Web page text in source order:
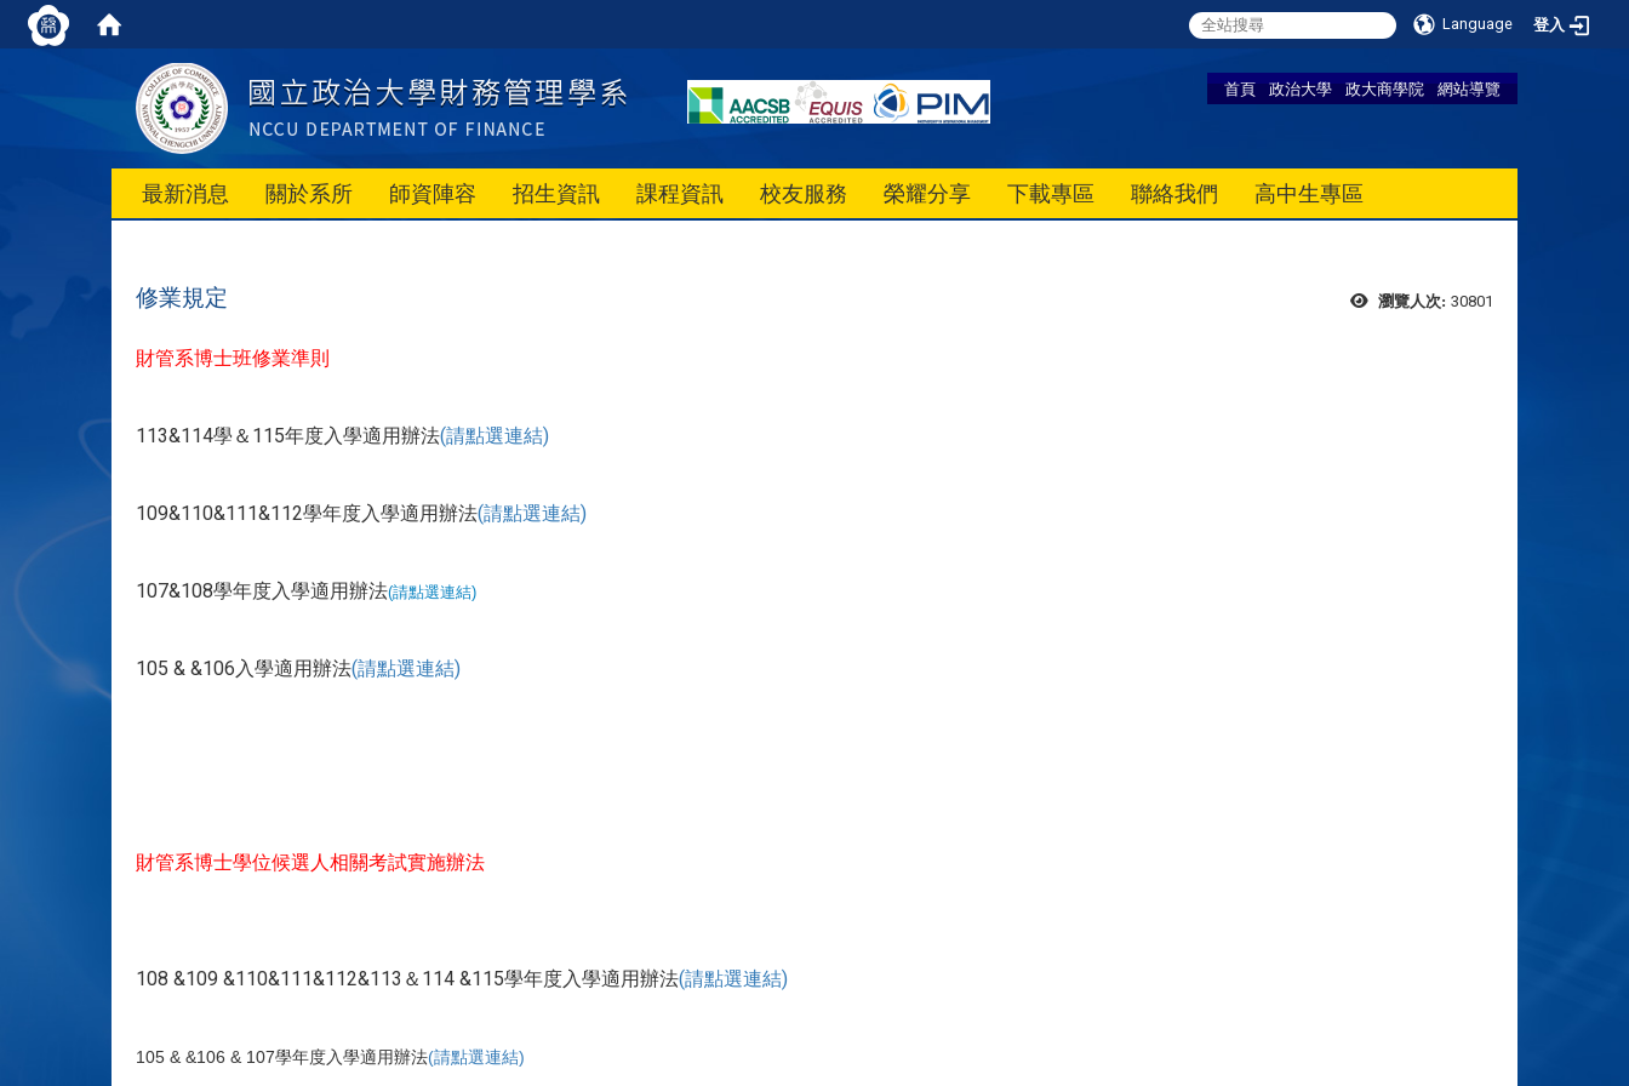
Language 登入
首頁 政治大學 政大商學院 網站導覽
最新消息 關於系所 師資陣容 招生資訊 課程資訊 校友服務 榮耀分享 下載專區 聯絡我們 高中生專區
瀏覽人次: 30801
修業規定
財管系博士班修業準則
113&114學＆115年度入學適用辦法(請點選連結)
109&110&111&112學年度入學適用辦法(請點選連結)
107&108學年度入學適用辦法(請點選連結)
105 & &106入學適用辦法(請點選連結)
財管系博士學位候選人相關考試實施辦法
108 &109 &110&111&112&113＆114 &115學年度入學適用辦法(請點選連結)
105 & &106 & 107學年度入學適用辦法(請點選連結)